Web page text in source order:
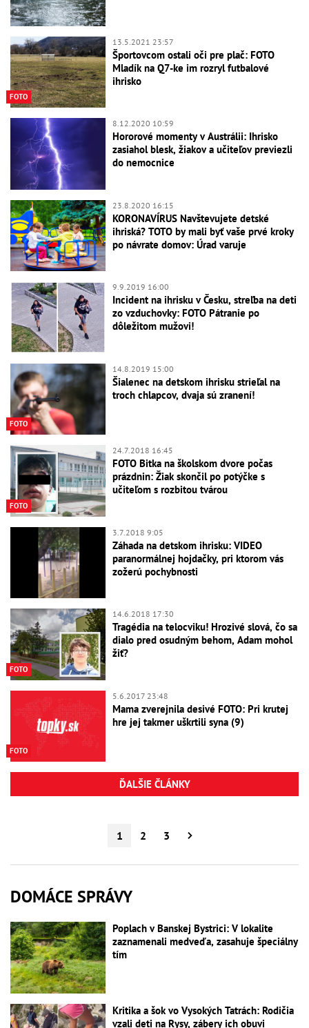
FOTO
13.5.2021 23:57
Športovcom ostali oči pre plač: FOTO
Mladík na Q7-ke im rozryl futbalové
ihrisko
8.12.2020 10:59
Hororové momenty v Austrálii: Ihrisko
zasiahol blesk, žiakov a učiteľov previezli
do nemocnice
23.8.2020 16:15
KORONAVÍRUS Navštevujete detské
ihriská? TOTO by mali byť vaše prvé kroky
po návrate domov: Úrad varuje
9.9.2019 16:00
Incident na ihrisku v Česku, streľba na deti
zo vzduchovky: FOTO Pátranie po
dôležitom mužovi!
FOTO
14.8.2019 15:00
Šialenec na detskom ihrisku strieľal na
troch chlapcov, dvaja sú zranení!
FOTO
24.7.2018 16:45
FOTO Bitka na školskom dvore počas
prázdnin: Žiak skončil po potýčke s
učiteľom s rozbitou tvárou
3.7.2018 9:05
Záhada na detskom ihrisku: VIDEO
paranormálnej hojdačky, pri ktorom vás
zožerú pochybnosti
FOTO
14.6.2018 17:30
Tragédia na telocviku! Hrozivé slová, čo sa
dialo pred osudným behom, Adam mohol
žiť?
FOTO
5.6.2017 23:48
Mama zverejnila desivé FOTO: Pri krutej
hre jej takmer uškrtili syna (9)
ĎALŠIE ČLÁNKY
1 2 3
DOMÁCE SPRÁVY
Poplach v Banskej Bystrici: V lokalite
zaznamenali medveďa, zasahuje špeciálny
tím
Kritika a šok vo Vysokých Tatrách: Rodičia
vzali deti na Rysy, zábery ich obuvi